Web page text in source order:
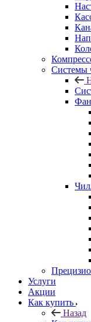
Системы
Услуги
Акции
Как купить
Назад